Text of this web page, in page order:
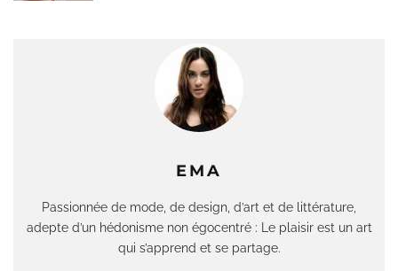
EMA
Passionnée de mode, de design, d’art et de littérature,
adepte d’un hédonisme non égocentré : Le plaisir est un art
qui s’apprend et se partage.